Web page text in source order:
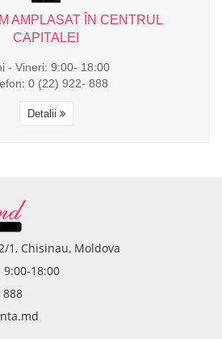
AMPLASAT ÎN CENTRUL
CAPITALEI
- Vineri: 9:00- 18:00
0 (22) 922- 888
Detalii
1, Chisinau, Moldova
18:00
888